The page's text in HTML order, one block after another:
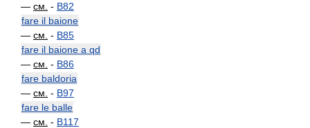
— см. - B82
fare il baione
— см. - B85
fare il baione a qd
— см. - B86
fare baldoria
— см. - B97
fare le balle
— см. - B117